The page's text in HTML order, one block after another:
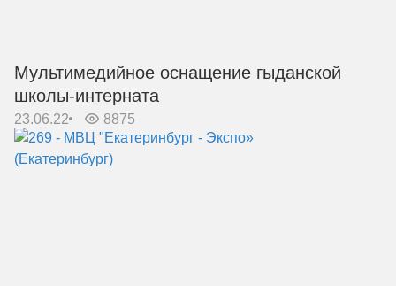
Мультимедийное оснащение гыданской
школы-интерната
23.06.22 8875